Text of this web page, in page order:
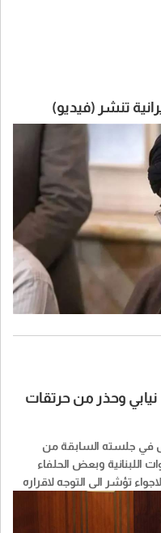
(فيديو)
وحذر من حرتقات
في جلسته السابقة من
اللبنانية وبعض الحلفاء
تؤشر الى التوجه لاقراره